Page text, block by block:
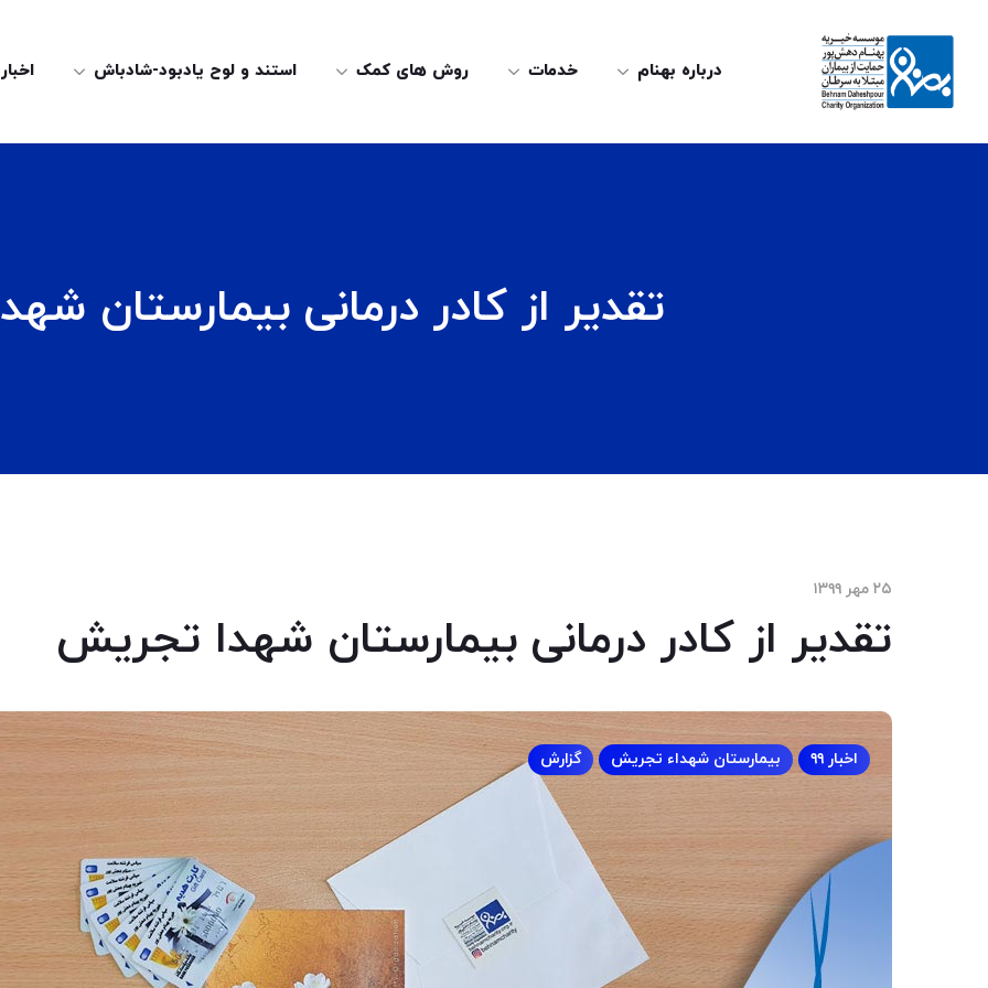
درباره بهنام خدمات روش های کمک استند و لوح یادبود-شادباش اخبار
تقدیر از کادر درمانی بیمارستان
۲۵ مهر ۱۳۹۹
تقدیر از کادر درمانی بیمارستان شهدا تجریش
اخبار ۹۹ بیمارستان شهداء تجریش گزارش